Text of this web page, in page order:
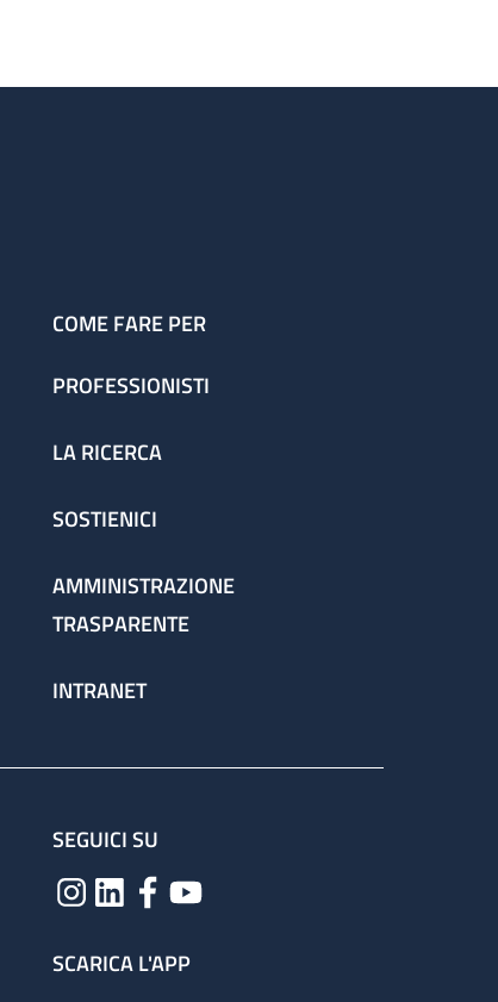
COME FARE PER
PROFESSIONISTI
LA RICERCA
SOSTIENICI
AMMINISTRAZIONE
TRASPARENTE
INTRANET
SEGUICI SU
SCARICA L'APP